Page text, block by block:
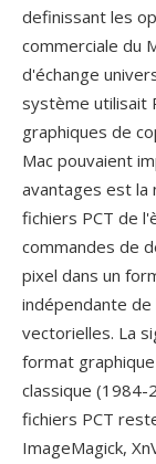
definissant les
commerciale du
d'échange
système utilisait
graphiques de
Mac pouvaient
avantages est la
fichiers PCT de
commandes de
pixel dans un
indépendante
vectorielles. La
format
classique (1984-
fichiers PCT
ImageMagick,